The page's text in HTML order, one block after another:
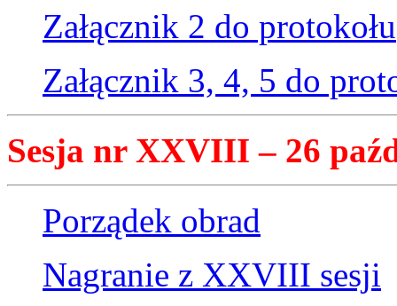
Załącznik 2 do protokołu
Załącznik 3, 4, 5 do
Sesja nr XXVIII – 26
Porządek obrad
Nagranie z XXVIII sesji